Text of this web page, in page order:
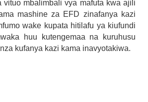
vituo mbalimbali vya mafuta kwa ajili
mashine za EFD zinafanya kazi
wake kupata hitilafu ya kiufundi
huu kutengemaa na kuruhusu
kufanya kazi kama inavyotakiwa.